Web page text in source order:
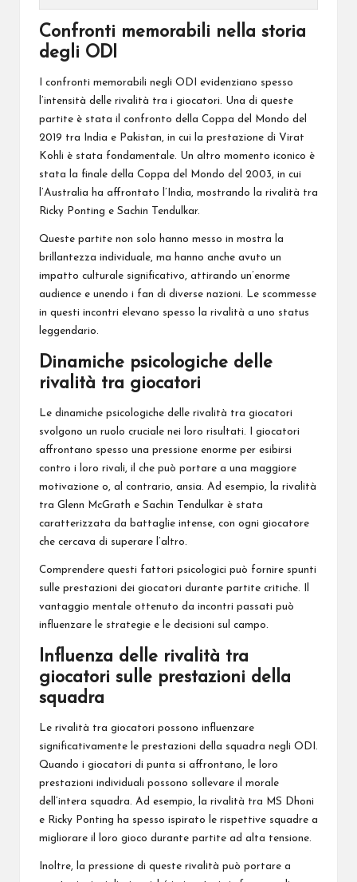
Confronti memorabili nella storia
degli ODI
I confronti memorabili negli ODI evidenziano spesso
l’intensità delle rivalità tra i giocatori. Una di queste
partite è stata il confronto della Coppa del Mondo del
2019 tra India e Pakistan, in cui la prestazione di Virat
Kohli è stata fondamentale. Un altro momento iconico è
stata la finale della Coppa del Mondo del 2003, in cui
l’Australia ha affrontato l’India, mostrando la rivalità tra
Ricky Ponting e Sachin Tendulkar.
Queste partite non solo hanno messo in mostra la
brillantezza individuale, ma hanno anche avuto un
impatto culturale significativo, attirando un’enorme
audience e unendo i fan di diverse nazioni. Le scommesse
in questi incontri elevano spesso la rivalità a uno status
leggendario.
Dinamiche psicologiche delle
rivalità tra giocatori
Le dinamiche psicologiche delle rivalità tra giocatori
svolgono un ruolo cruciale nei loro risultati. I giocatori
affrontano spesso una pressione enorme per esibirsi
contro i loro rivali, il che può portare a una maggiore
motivazione o, al contrario, ansia. Ad esempio, la rivalità
tra Glenn McGrath e Sachin Tendulkar è stata
caratterizzata da battaglie intense, con ogni giocatore
che cercava di superare l’altro.
Comprendere questi fattori psicologici può fornire spunti
sulle prestazioni dei giocatori durante partite critiche. Il
vantaggio mentale ottenuto da incontri passati può
influenzare le strategie e le decisioni sul campo.
Influenza delle rivalità tra
giocatori sulle prestazioni della
squadra
Le rivalità tra giocatori possono influenzare
significativamente le prestazioni della squadra negli ODI.
Quando i giocatori di punta si affrontano, le loro
prestazioni individuali possono sollevare il morale
dell’intera squadra. Ad esempio, la rivalità tra MS Dhoni
e Ricky Ponting ha spesso ispirato le rispettive squadre a
migliorare il loro gioco durante partite ad alta tensione.
Inoltre, la pressione di queste rivalità può portare a